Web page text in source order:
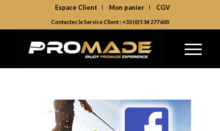
Espace Client Mon panier CGV
Contactez le Service Client : +33 (0)5 34 277 600